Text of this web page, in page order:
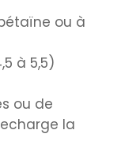
ou à
à 5,5)
ou de
la